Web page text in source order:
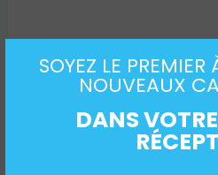
SOYEZ LE PREMIER
NOUVEAUX
DANS
De plus, même en
mêmes molécules